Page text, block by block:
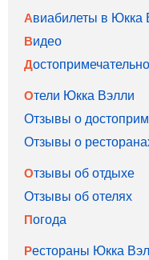
Авиабилеты в Юкка
Видео
Отели Юкка Вэлли
Отзывы о
Отзывы о
Отзывы об отдыхе
Отзывы об отелях
Погода
Рестораны Юкка